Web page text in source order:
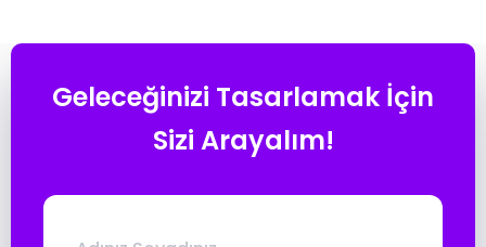
Geleceğinizi Tasarlamak İçin
Sizi Arayalım!